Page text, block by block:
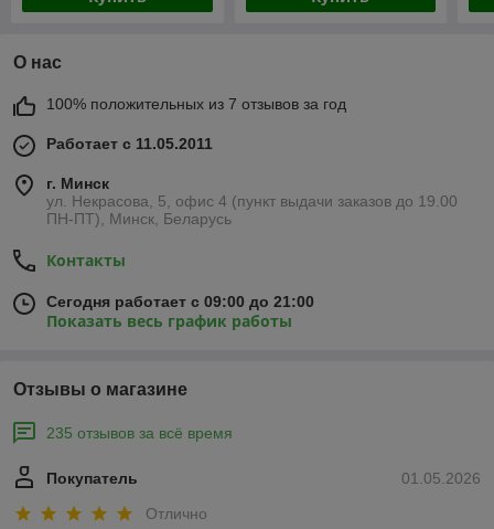
О нас
100% положительных из 7 отзывов за год
Работает с 11.05.2011
г. Минск
ул. Некрасова, 5, офис 4 (пункт выдачи заказов до 19.00
ПН-ПТ), Минск, Беларусь
Контакты
Сегодня работает с 09:00 до 21:00
Показать весь график работы
Отзывы о магазине
235 отзывов за всё время
01.05.2026
Покупатель
Отлично